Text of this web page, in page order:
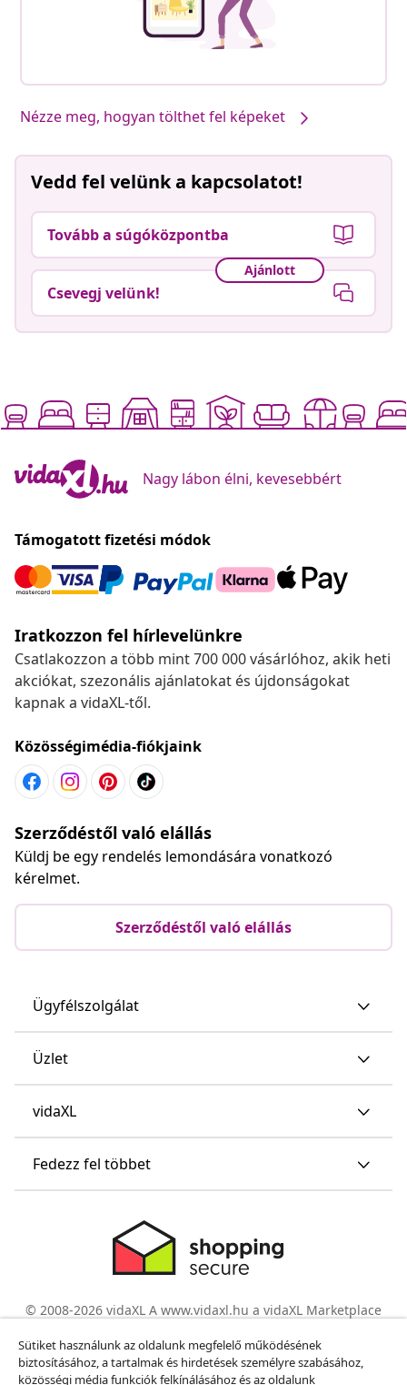
Nézze meg, hogyan tölthet fel képeket
Vedd fel velünk a kapcsolatot!
Tovább a súgóközpontba
Ajánlott
Csevegj velünk!
Nagy lábon élni, kevesebbért
Támogatott fizetési módok
Iratkozzon fel hírlevelünkre
Csatlakozzon a több mint 700 000 vásárlóhoz, akik heti
akciókat, szezonális ajánlatokat és újdonságokat
kapnak a vidaXL-től.
Közösségimédia-fiókjaink
Szerződéstől való elállás
Küldj be egy rendelés lemondására vonatkozó
kérelmet.
Szerződéstől való elállás
Ügyfélszolgálat
Üzlet
vidaXL
Fedezz fel többet
© 2008-2026 vidaXL A www.vidaxl.hu a vidaXL Marketplace
Sütiket használunk az oldalunk megfelelő működésének
biztosításához, a tartalmak és hirdetések személyre szabásához,
közösségi média funkciók felkínálásához és az oldalunk